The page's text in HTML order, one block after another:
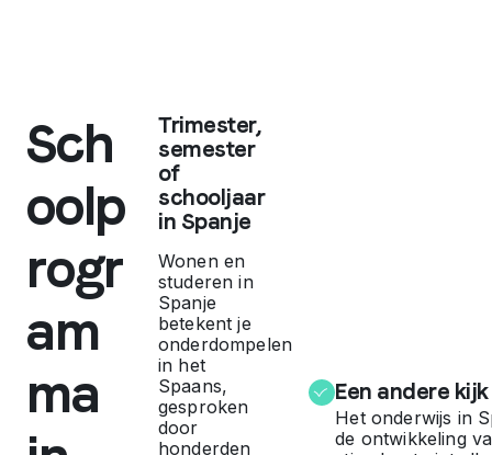
Sch
oolp
rogr
am
ma
Trimester,
semester
of
schooljaar
in Spanje
Wonen en
studeren in
Spanje
betekent je
onderdompelen
in het
Spaans,
gesproken
door
honderden
e
n
l
a
Een andere
Het onderwijs in
de ontwikkeling